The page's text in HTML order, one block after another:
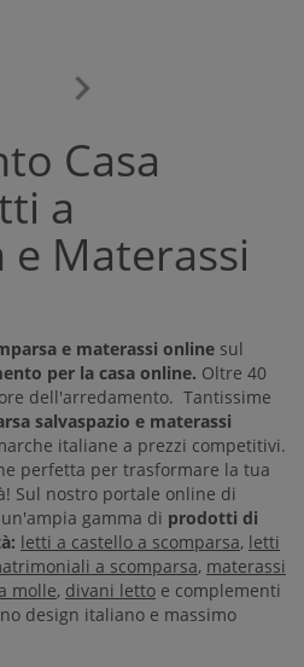
Casa
a
e Materassi
e materassi online sul
per la casa online. Oltre 40
dell'arredamento. Tantissime
salvaspazio e materassi
italiane a prezzi competitivi.
perfetta per trasformare la tua
Sul nostro portale online di
gamma di prodotti di
letti a castello a scomparsa, letti
a scomparsa, materassi
molle, divani letto e complementi
design italiano e massimo